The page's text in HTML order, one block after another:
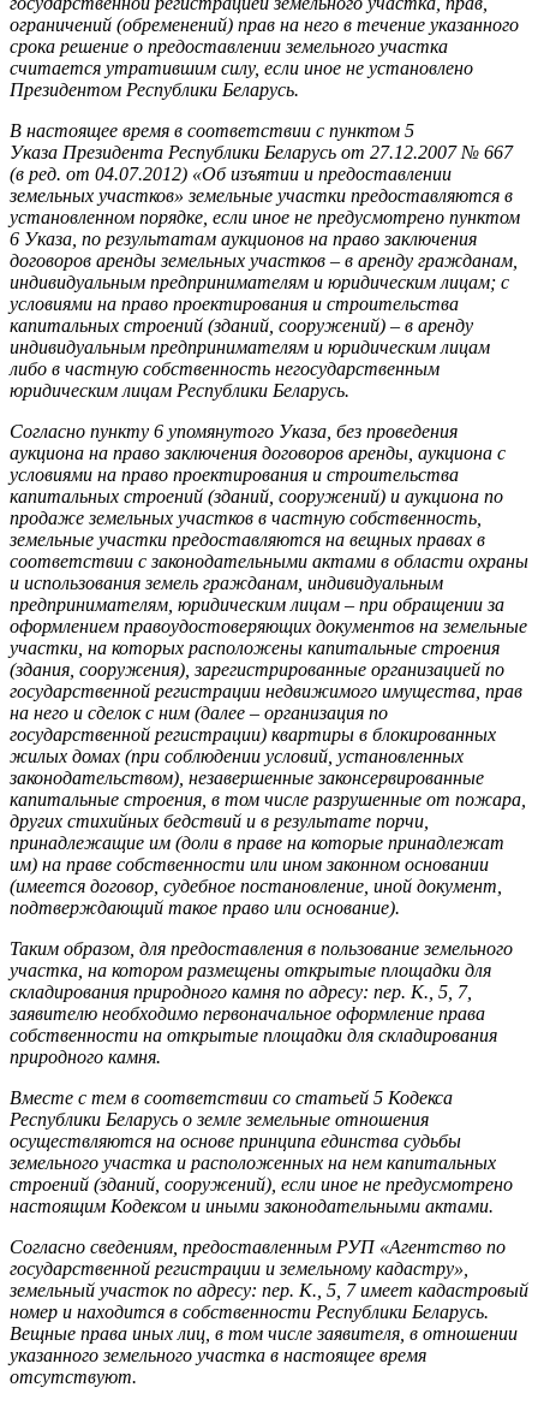
ограничений (обременений) прав на него в течение указанного
срока решение о предоставлении земельного участка
считается утратившим силу, если иное не установлено
Президентом Республики Беларусь.
В настоящее время в соответствии с пунктом 5
Указа Президента Республики Беларусь от 27.12.2007 № 667
(в ред. от 04.07.2012) «Об изъятии и предоставлении
земельных участков» земельные участки предоставляются в
установленном порядке, если иное не предусмотрено пунктом
6 Указа, по результатам аукционов на право заключения
договоров аренды земельных участков – в аренду гражданам,
индивидуальным предпринимателям и юридическим лицам; с
условиями на право проектирования и строительства
капитальных строений (зданий, сооружений) – в аренду
индивидуальным предпринимателям и юридическим лицам
либо в частную собственность негосударственным
юридическим лицам Республики Беларусь.
Согласно пункту 6 упомянутого Указа, без проведения
аукциона на право заключения договоров аренды, аукциона с
условиями на право проектирования и строи­тельства
капитальных строений (зданий, сооружений) и аукциона по
продаже земельных участков в частную собственность,
земельные участки предоставляются на вещных правах в
соответствии с законодательными актами в области охраны
и использования земель гражданам, индивидуальным
предпринимателям, юридическим лицам – при обращении за
оформлением правоудостоверяющих документов на земельные
участки, на которых расположены капитальные строения
(здания, сооружения), зарегистрированные организацией по
государственной регистрации недвижимого имущества, прав
на него и сделок с ним (далее – организация по
государственной регистрации) квартиры в блокированных
жилых домах (при соблюдении условий, установленных
законодательством), незавершенные законсервированные
капитальные строения, в том числе разрушенные от пожара,
других стихийных бедствий и в результате порчи,
принадлежащие им (доли в праве на которые принадлежат
им) на праве собственности или ином законном основании
(имеется договор, судебное постановление, иной документ,
подтверждающий такое право или основание).
Таким образом, для предоставления в пользование земельного
участка, на котором размещены открытые площадки для
складирования природного камня по адресу: пер. К., 5, 7,
заявителю необходимо первоначальное оформление права
собственности на открытые площадки для складирования
природного камня.
Вместе с тем в соответствии со статьей 5 Кодекса
Республики Беларусь о земле земельные отношения
осуществляются на основе принципа единства судьбы
земельного участка и расположенных на нем капитальных
строений (зданий, сооружений), если иное не предусмотрено
настоящим Кодексом и иными законодательными актами.
Согласно сведениям, предоставленным РУП «Агентство по
государственной регистрации и земельному кадастру»,
земельный участок по адресу: пер. К., 5, 7 имеет кадастровый
номер и находится в собственности Республики Беларусь.
Вещные права иных лиц, в том числе заявителя, в отношении
указанного земельного участка в настоящее время
отсутствуют.